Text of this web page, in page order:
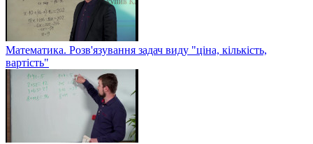
Математика. Розв'язування задач виду "ціна, кількість,
вартість"